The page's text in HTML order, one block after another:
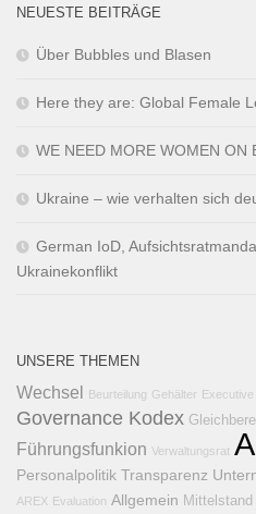
NEUESTE BEITRÄGE
Über Bubbles und Blasen
Here they are: Global Female
WE NEED MORE WOMEN ON
Ukraine – wie verhalten sich
German IoD,
Ukrainekonflikt
UNSERE THEMEN
Wechsel Beurteilung Gehälter
Governance Kodex
Führungsfunkion Verwaltungsrat
Personalpolitik Transparenz
AREX Evaluation Allgemein Mittelstand